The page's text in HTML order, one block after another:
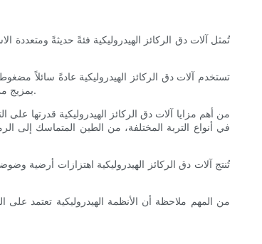
تُمثل آلات دق الركائز الهيدروليكية فئةً حديثةً
تستخدم آلات دق الركائز الهيدروليكية عادةً سائلاً
بمزيج من الصدم والدفع الثابت. تتيح إمكانية التحكم في الأنظمة الهيدروليكية للمشغلين ضبط سرعة الدق وقوته وتواتره، بما يتناسب مع ظروف التربة المختلفة ومواد الركائز.
من أهم مزايا آلات دق الركائز الهيدروليكية قدرتها على
في أنواع التربة المختلفة، من الطين المتماسك إلى
تُنتج آلات دق الركائز الهيدروليكية اهتزازات أرضية
من المهم ملاحظة أن الأنظمة الهيدروليكية تعتمد